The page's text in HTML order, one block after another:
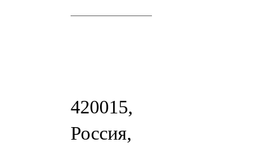
420015,
Россия,